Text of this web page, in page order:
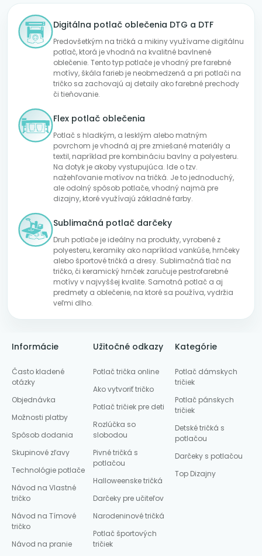
Digitálna potlač oblečenia DTG a DTF
Predovšetkým na tričká a mikiny využívame digitálnu
potlač, ktorá je vhodná na kvalitné bavlnené
oblečenie. Tento typ potlače je vhodný pre farebné
motívy, škála farieb je neobmedzená a pri potlači na
tričko sa zachovajú aj detaily ako farebné prechody
či tieňovanie.
Flex potlač oblečenia
Potlač s hladkým, a lesklým alebo matným
povrchom je vhodná aj pre zmiešané materiály a
textil, napríklad pre kombináciu bavlny a polyesteru.
Na dotyk je akoby vystupujúca. Ide o tzv.
nažehľovanie motívov na tričká. Je to jednoduchý,
ale odolný spôsob potlače, vhodný najmä pre
dizajny, ktoré využívajú základné farby.
Sublimačná potlač darčeky
Druh potlače je ideálny na produkty, vyrobené z
polyesteru, keramiky ako napríklad vankúše, hrnčeky
alebo športové tričká a dresy. Sublimačná tlač na
tričko, či keramický hrnček zaručuje pestrofarebné
motívy v najvyššej kvalite. Samotná potlač a aj
predmety a oblečenie, na ktoré sa používa, vydržia
veľmi dlho.
Informácie
Často kladené
otázky
Objednávka
Možnosti platby
Spôsob dodania
Skupinové zľavy
Technológie potlače
Návod na Vlastné
tričko
Návod na Tímové
tričko
Návod na pranie
Užitočné odkazy
Potlač trička online
Ako vytvoriť tričko
Potlač tričiek pre deti
Rozlúčka so
slobodou
Pivné tričká s
potlačou
Halloweenske tričká
Darčeky pre učiteľov
Narodeninové tričká
Potlač športových
tričiek
Kategórie
Potlač dámskych
tričiek
Potlač pánskych
tričiek
Detské tričká s
potlačou
Darčeky s potlačou
Top Dizajny